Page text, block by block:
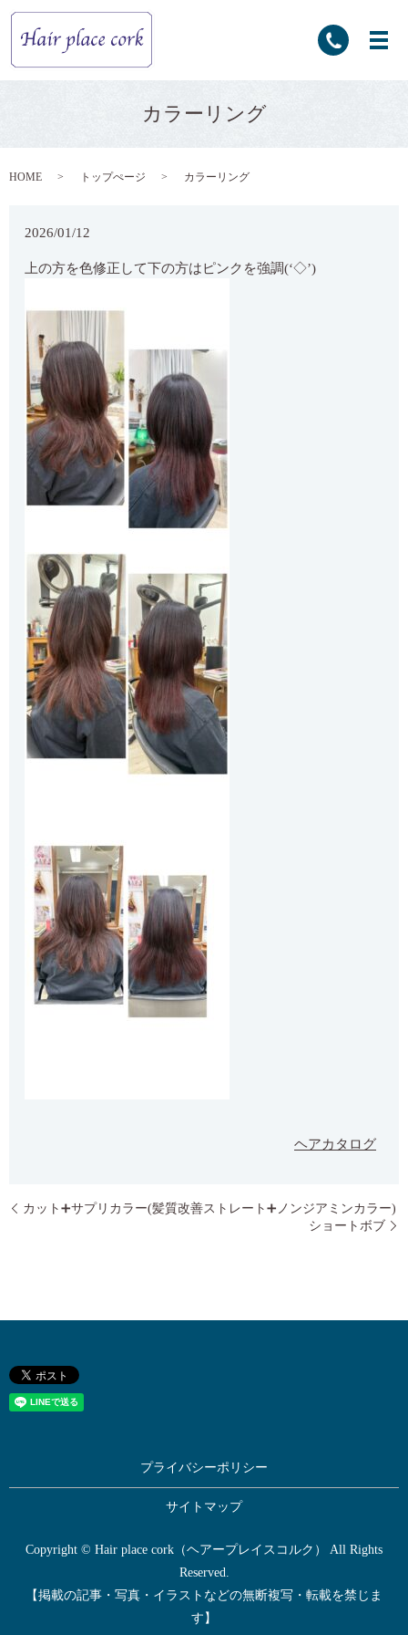
カラーリング
HOME トップぺージ カラーリング
2026/01/12
上の方を色修正して下の方はピンクを強調(‘◇’)ゞ
ヘアカタログ
カット➕サプリカラー(髪質改善ストレート➕ノンジアミンカラー)
ショートボブ
プライバシーポリシー
サイトマップ
Copyright © Hair place cork（ヘアープレイスコルク） All Rights
Reserved.
【掲載の記事・写真・イラストなどの無断複写・転載を禁じま
す】